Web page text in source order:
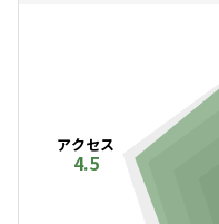
アクセス
4.5